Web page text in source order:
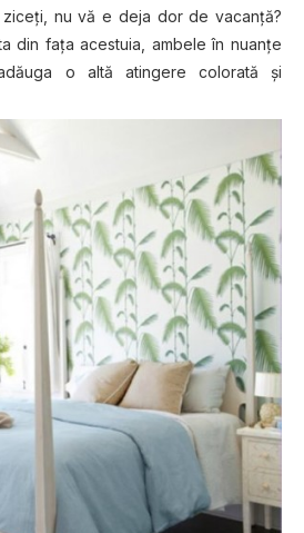
nu vă e deja dor de vacanță?
din fața acestuia, ambele în nuanțe
o altă atingere colorată și